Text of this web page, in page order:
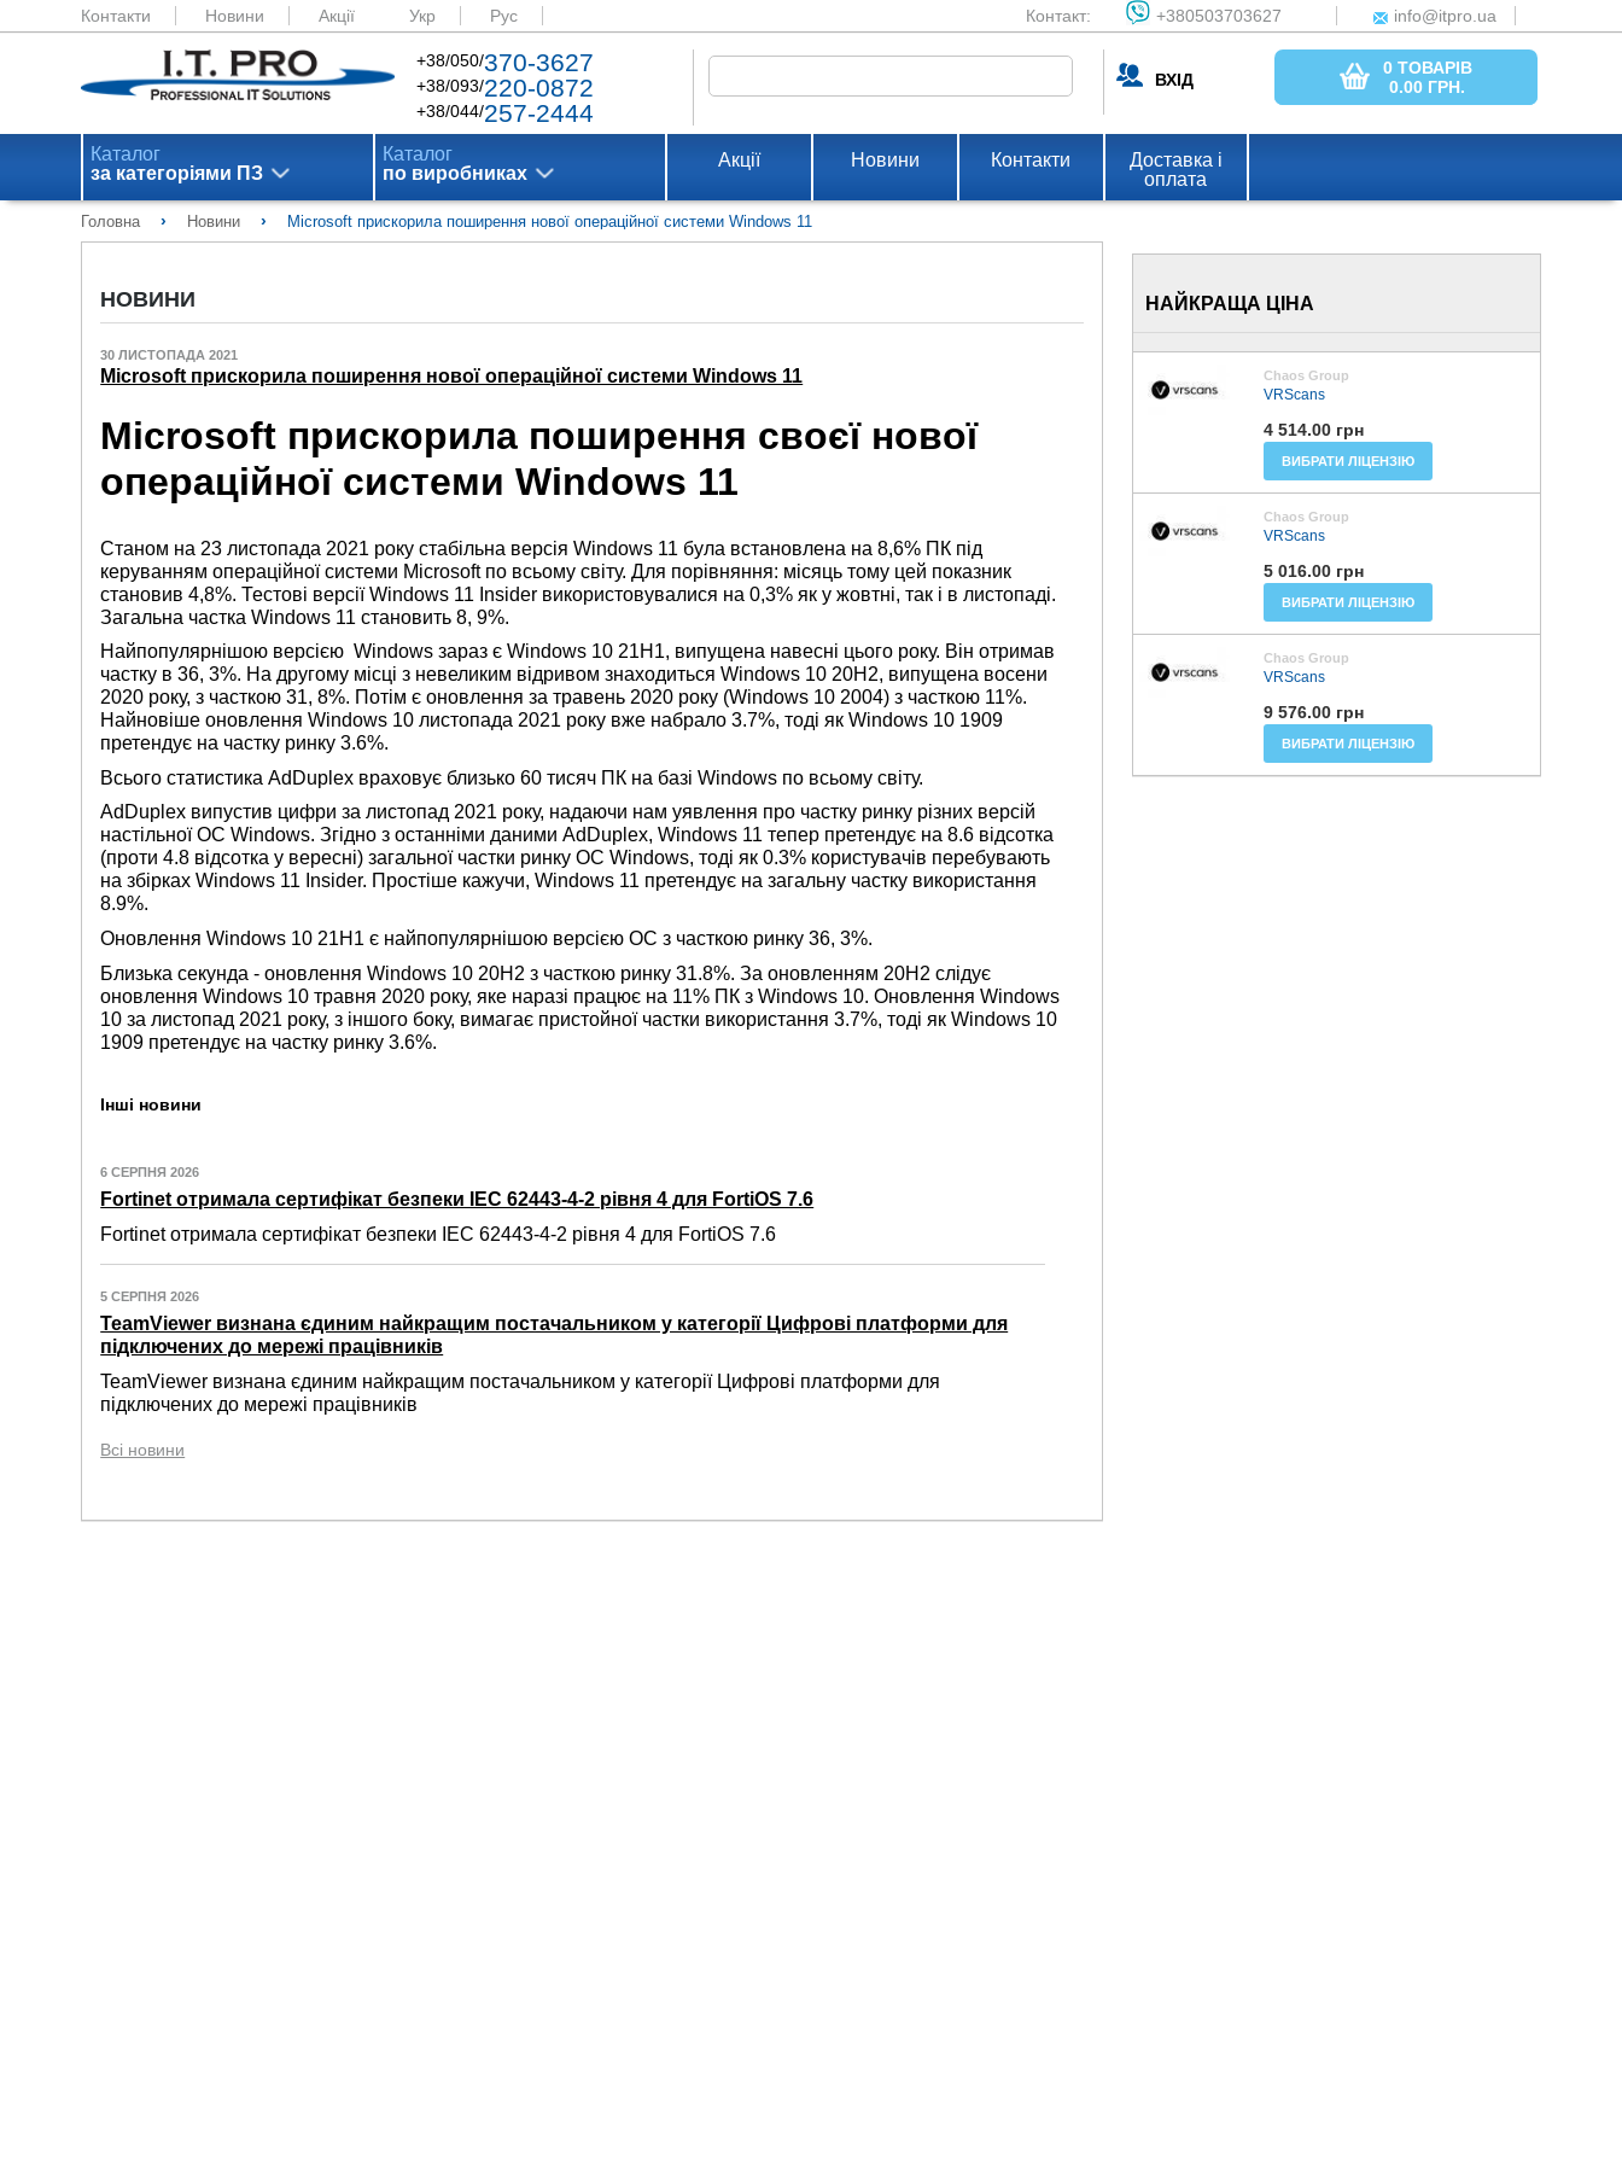
Контакти Новини Акції Укр Рус Контакт: +380503703627 info@itpro.ua
+38/050/370-3627
+38/093/220-0872
+38/044/257-2444
ВХІД
0 ТОВАРІВ
0.00 ГРН.
Каталог
за категоріями ПЗ
Каталог
по виробниках
Акції Новини Контакти
Доставка і
оплата
Головна › Новини › Microsoft прискорила поширення нової операційної системи Windows 11
НОВИНИ
30 ЛИСТОПАДА 2021
Microsoft прискорила поширення нової операційної системи Windows 11
Microsoft прискорила поширення своєї нової
операційної системи Windows 11
Станом на 23 листопада 2021 року стабільна версія Windows 11 була встановлена на 8,6% ПК під
керуванням операційної системи Microsoft по всьому світу. Для порівняння: місяць тому цей показник
становив 4,8%. Тестові версії Windows 11 Insider використовувалися на 0,3% як у жовтні, так і в листопаді.
Загальна частка Windows 11 становить 8, 9%.
Найпопулярнішою версією Windows зараз є Windows 10 21H1, випущена навесні цього року. Він отримав
частку в 36, 3%. На другому місці з невеликим відривом знаходиться Windows 10 20H2, випущена восени
2020 року, з часткою 31, 8%. Потім є оновлення за травень 2020 року (Windows 10 2004) з часткою 11%.
Найновіше оновлення Windows 10 листопада 2021 року вже набрало 3.7%, тоді як Windows 10 1909
претендує на частку ринку 3.6%.
Всього статистика AdDuplex враховує близько 60 тисяч ПК на базі Windows по всьому світу.
AdDuplex випустив цифри за листопад 2021 року, надаючи нам уявлення про частку ринку різних версій
настільної ОС Windows. Згідно з останніми даними AdDuplex, Windows 11 тепер претендує на 8.6 відсотка
(проти 4.8 відсотка у вересні) загальної частки ринку ОС Windows, тоді як 0.3% користувачів перебувають
на збірках Windows 11 Insider. Простіше кажучи, Windows 11 претендує на загальну частку використання
8.9%.
Оновлення Windows 10 21H1 є найпопулярнішою версією ОС з часткою ринку 36, 3%.
Близька секунда - оновлення Windows 10 20H2 з часткою ринку 31.8%. За оновленням 20H2 слідує
оновлення Windows 10 травня 2020 року, яке наразі працює на 11% ПК з Windows 10. Оновлення Windows
10 за листопад 2021 року, з іншого боку, вимагає пристойної частки використання 3.7%, тоді як Windows 10
1909 претендує на частку ринку 3.6%.
Інші новини
6 СЕРПНЯ 2026
Fortinet отримала сертифікат безпеки IEC 62443-4-2 рівня 4 для FortiOS 7.6
Fortinet отримала сертифікат безпеки IEC 62443-4-2 рівня 4 для FortiOS 7.6
5 СЕРПНЯ 2026
TeamViewer визнана єдиним найкращим постачальником у категорії Цифрові платформи для
підключених до мережі працівників
TeamViewer визнана єдиним найкращим постачальником у категорії Цифрові платформи для
підключених до мережі працівників
Всі новини
НАЙКРАЩА ЦІНА
Chaos Group
VRScans
4 514.00 грн
ВИБРАТИ ЛІЦЕНЗІЮ
Chaos Group
VRScans
5 016.00 грн
ВИБРАТИ ЛІЦЕНЗІЮ
Chaos Group
VRScans
9 576.00 грн
ВИБРАТИ ЛІЦЕНЗІЮ